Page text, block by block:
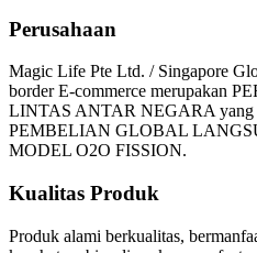
Perusahaan
Magic Life Pte Ltd. / Singapore
border E-commerce merupakan
LINTAS ANTAR NEGARA yang
PEMBELIAN GLOBAL
MODEL O2O FISSION.
Kualitas Produk
Produk alami berkualitas,